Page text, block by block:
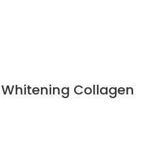
Collagen